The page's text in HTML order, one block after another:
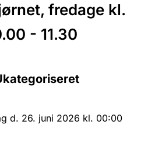
fredage kl.
- 11.30
d. 26. juni 2026 kl. 00:00